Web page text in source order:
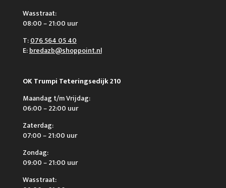
Wasstraat:
08:00 – 21:00 uur
T:076 564 05 40
E:bredazb@shoppoint.nl
OK Trumpi Teteringsedijk 210
Maandag t/m Vrijdag:
06:00 – 22:00 uur
Zaterdag:
07:00 – 21:00 uur
Zondag:
09:00 – 21:00 uur
Wasstraat: